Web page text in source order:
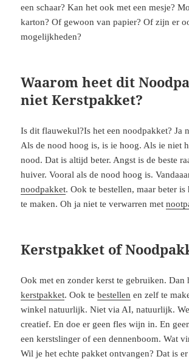
een schaar? Kan het ook met een mesje?
karton? Of gewoon van papier? Of zijn er
mogelijkheden?
Waarom heet dit
niet Kerstpakket?
Is dit flauwekul?Is het een noodpakket? Ja
Als de nood hoog is, is ie hoog. Als ie niet
nood. Dat is altijd beter. Angst is de beste
huiver. Vooral als de nood hoog is.
noodpakket. Ook te bestellen, maar beter
te maken. Oh ja niet te verwarren met
Kerstpakket of
Ook met en zonder kerst te gebruiken. Dan
kerstpakket. Ook tebestellen en zelf te
winkel natuurlijk. Niet via AI, natuurlijk.
creatief. En doe er geen fles wijn in. En
een kerstslinger of een dennenboom. Wat
Wil je het echte pakket ontvangen? Dat is